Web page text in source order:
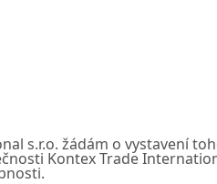
s.r.o. žádám o vystavení
Kontex Trade